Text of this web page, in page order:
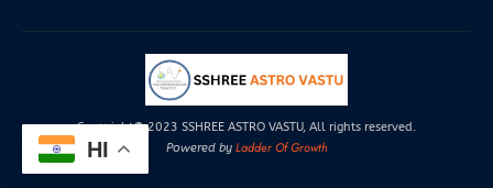
Copyright© 2023 SSHREE ASTRO VASTU, All rights reserved.
Powered by Ladder Of Growth
HI